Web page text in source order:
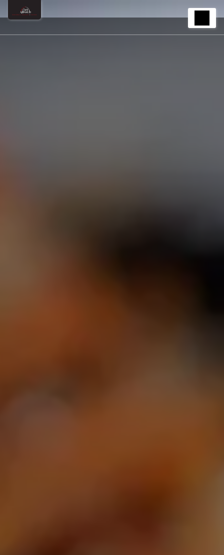
Panneau de gestion des cookies